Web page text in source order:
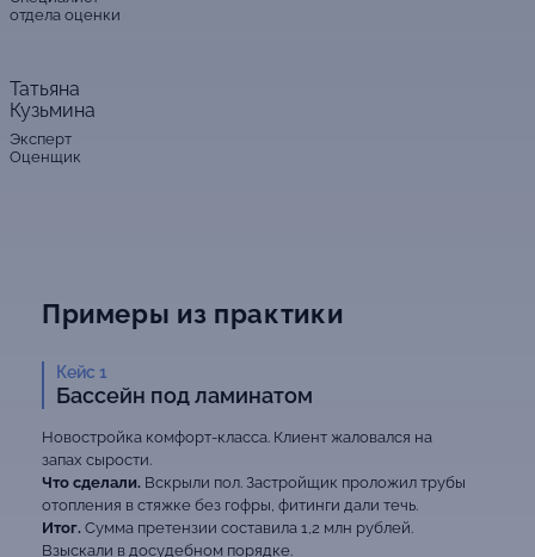
отдела оценки
Татьяна
Кузьмина
Эксперт
Оценщик
Примеры из практики
Кейс 1
Бассейн под ламинатом
Новостройка комфорт-класса. Клиент жаловался на
запах сырости.
Что сделали. Вскрыли пол. Застройщик проложил трубы
отопления в стяжке без гофры, фитинги дали течь.
Итог. Сумма претензии составила 1,2 млн рублей.
Взыскали в досудебном порядке.